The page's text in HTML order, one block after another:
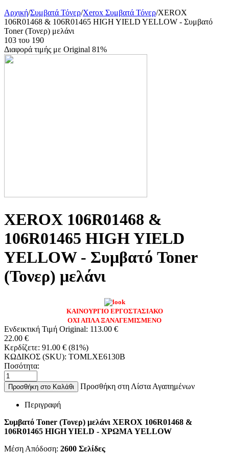
Αρχική/Συμβατά Τόνερ/Xerox Συμβατά Τόνερ/XEROX
106R01468 & 106R01465 HIGH YIELD YELLOW - Συμβατό
Toner (Τονερ) μελάνι
103 του 190
Διαφορά τιμής με Original 81%
XEROX 106R01468 &
106R01465 HIGH YIELD
YELLOW - Συμβατό Toner
(Τονερ) μελάνι
ΚΑΙΝΟΥΡΓΙΟ ΕΡΓΟΣΤΑΣΙΑΚΟ
ΟΧΙ ΑΠΛΑ ΞΑΝΑΓΕΜΙΣΜΕΝΟ
Ενδεικτική Τιμή Original: 113.00 €
22.00 €
Κερδίζετε: 91.00 € (81%)
ΚΩΔΙΚΟΣ (SKU): TOMLXE6130B
Ποσότητα:
Προσθήκη στο Καλάθι Προσθήκη στη Λίστα Αγαπημένων
Περιγραφή
Συμβατό Toner (Τονερ) μελάνι XEROX 106R01468 &
106R01465 HIGH YIELD - ΧΡΩΜΑ YELLOW
Μέση Απόδοση: 2600 Σελίδες